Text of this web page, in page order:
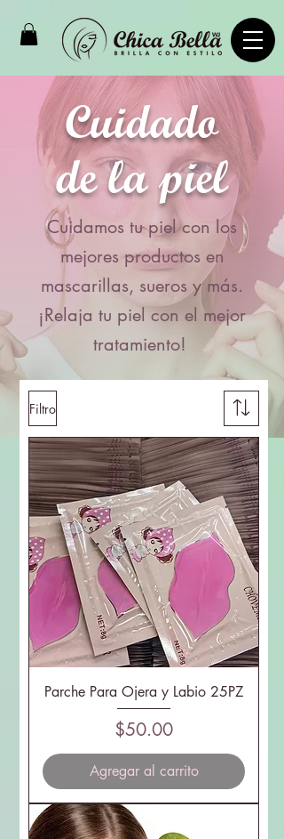
Cuidado
de la piel
Cuidamos tu piel con los
mejores productos en
mascarillas, sueros y más.
¡Relaja tu piel con el mejor
tratamiento!
Filtro
Parche Para Ojera y Labio 25PZ
Precio
$50.00
Agregar al carrito